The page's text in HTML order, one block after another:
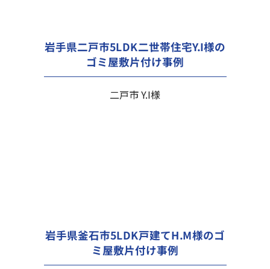
岩手県二戸市5LDK二世帯住宅Y.I様の
ゴミ屋敷片付け事例
二戸市 Y.I様
岩手県釜石市5LDK戸建てH.M様のゴ
ミ屋敷片付け事例